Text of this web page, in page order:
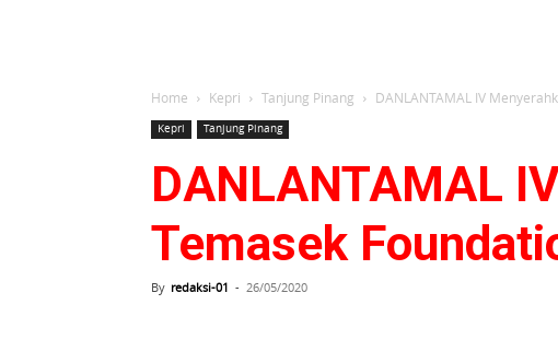
Home Kepri Tanjung Pinang DANLANTAMAL IV
Kepri Tanjung Pinang
DANLANTAMAL
Temasek
By redaksi-01 - 26/05/2020